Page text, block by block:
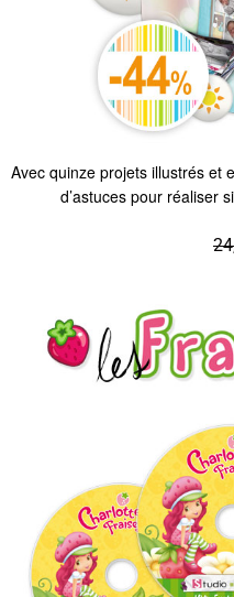
Avec quinze projets illustrés et
d’astuces pour réaliser